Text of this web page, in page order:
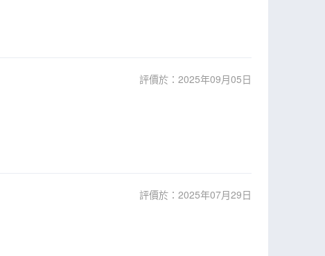
評價於：2025年09月05日
評價於：2025年07月29日